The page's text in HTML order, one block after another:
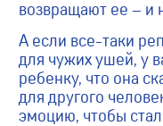
возвращают ее – и
А если все-таки
для чужих ушей, у
ребенку, что она
для другого
эмоцию, чтобы